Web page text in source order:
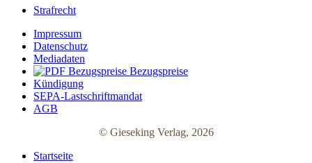
Strafrecht
Impressum
Datenschutz
Mediadaten
Bezugspreise
Kündigung
SEPA-Lastschriftmandat
AGB
© Gieseking Verlag, 2026
Startseite